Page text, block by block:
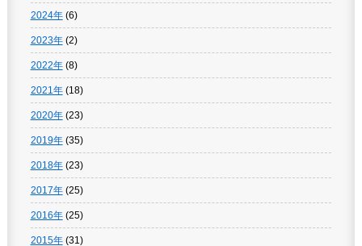
2024年(6)
2023年(2)
2022年(8)
2021年(18)
2020年(23)
2019年(35)
2018年(23)
2017年(25)
2016年(25)
2015年(31)